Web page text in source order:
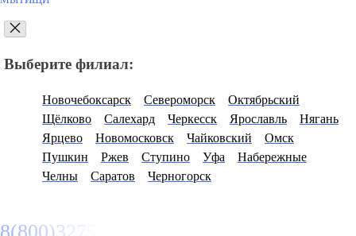
Выберите филиал:
Новочебоксарск Североморск
Октябрьский
Щёлково
Салехард Черкесск Ярославль
Нягань
Ярцево
Новомосковск Чайковский
Омск
Пушкин
Ржев Ступино Уфа
Набережные
Челны
Саратов Черногорск